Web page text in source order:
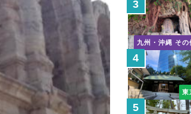
九州・沖縄 その
東